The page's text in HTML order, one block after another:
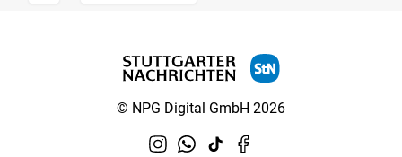
© NPG Digital GmbH 2026